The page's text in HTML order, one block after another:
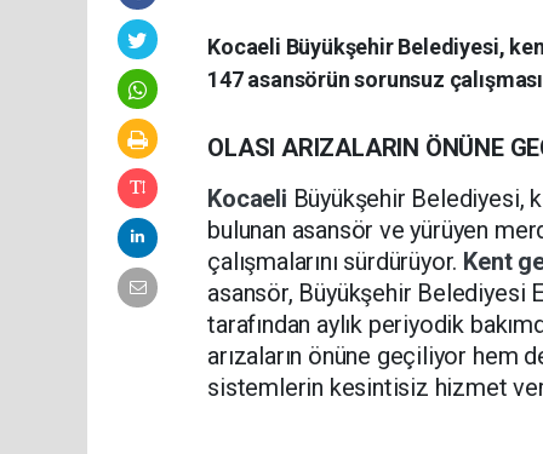
Kocaeli Büyükşehir Belediyesi,
147 asansörün sorunsuz
OLASI ARIZALARIN ÖNÜNE
Kocaeli Büyükşehir Belediyesi,
bulunan asansör ve yürüyen
çalışmalarını sürdürüyor. Kent
asansör, Büyükşehir Belediyesi
tarafından aylık periyodik
arızaların önüne geçiliyor hem
sistemlerin kesintisiz hizmet